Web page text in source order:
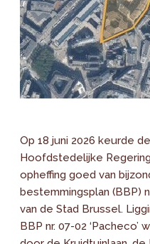
Op 18 juni 2026 keurde
Hoofdstedelijke
opheffing goed van
bestemmingsplan (BBP)
van de Stad Brussel.
BBP nr. 07-02 ‘Pacheco’